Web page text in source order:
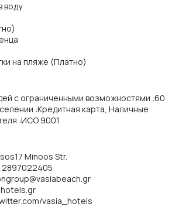
воду
на пляже (Платно)
с ограниченными возможностями :60
:Кредитная карта, Наличные
:ИСО 9001
Minoos Str.
vasia_hotels